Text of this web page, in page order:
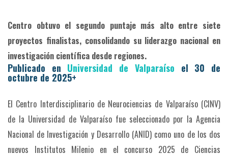
Centro obtuvo el segundo puntaje más alto entre siete
proyectos finalistas, consolidando su liderazgo nacional en
investigación científica desde regiones.
Publicado en Universidad de Valparaíso el 30 de
octubre de 2025+
El Centro Interdisciplinario de Neurociencias de Valparaíso (CINV)
de la Universidad de Valparaíso fue seleccionado por la Agencia
Nacional de Investigación y Desarrollo (ANID) como uno de los dos
nuevos Institutos Milenio en el concurso 2025 de Ciencias